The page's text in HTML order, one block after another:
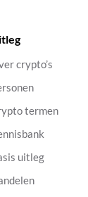
crypto’s
termen
uitleg